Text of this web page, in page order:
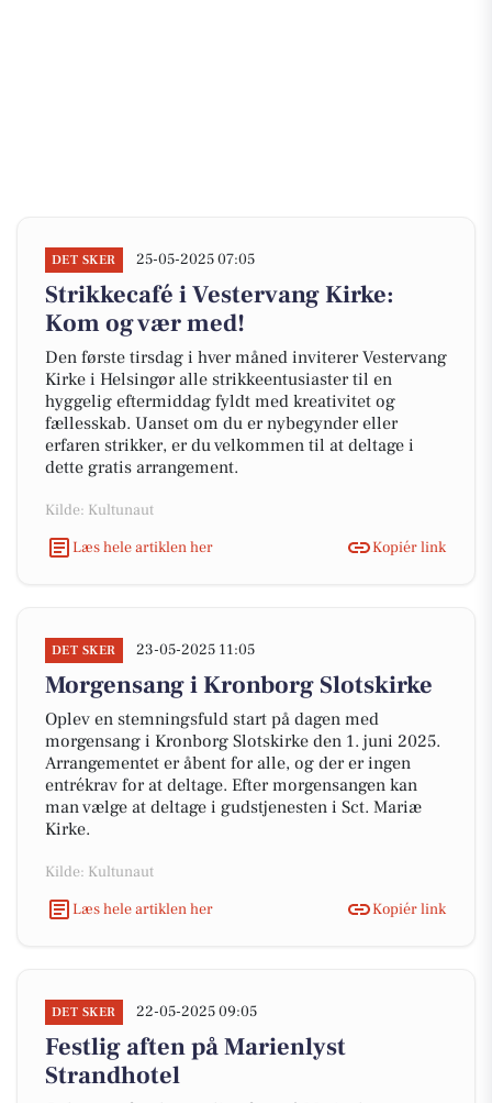
DET SKER 25-05-2025 07:05
Strikkecafé i Vestervang Kirke:
Kom og vær med!
Den første tirsdag i hver måned inviterer Vestervang
Kirke i Helsingør alle strikkeentusiaster til en
hyggelig eftermiddag fyldt med kreativitet og
fællesskab. Uanset om du er nybegynder eller
erfaren strikker, er du velkommen til at deltage i
dette gratis arrangement.
Kilde: Kultunaut
Læs hele artiklen her
Kopiér link
DET SKER 23-05-2025 11:05
Morgensang i Kronborg Slotskirke
Oplev en stemningsfuld start på dagen med
morgensang i Kronborg Slotskirke den 1. juni 2025.
Arrangementet er åbent for alle, og der er ingen
entrékrav for at deltage. Efter morgensangen kan
man vælge at deltage i gudstjenesten i Sct. Mariæ
Kirke.
Kilde: Kultunaut
Læs hele artiklen her
Kopiér link
DET SKER 22-05-2025 09:05
Festlig aften på Marienlyst
Strandhotel